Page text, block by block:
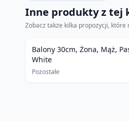
Inne produkty z tej
Zobacz także kilka propozycji,
Balony 30cm, Żona, Mąż,
White
Pozostałe